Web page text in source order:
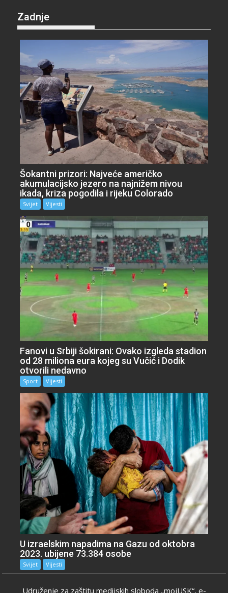
Zadnje
Šokantni prizori: Najveće američko
akumulacijsko jezero na najnižem nivou
ikada, kriza pogodila i rijeku Colorado
Svijet Vijesti
Fanovi u Srbiji šokirani: Ovako izgleda stadion
od 28 miliona eura kojeg su Vučić i Dodik
otvorili nedavno
Sport Vijesti
U izraelskim napadima na Gazu od oktobra
2023. ubijene 73.384 osobe
Svijet Vijesti
Udruženje za zaštitu medijskih sloboda „mojUSK“, e-